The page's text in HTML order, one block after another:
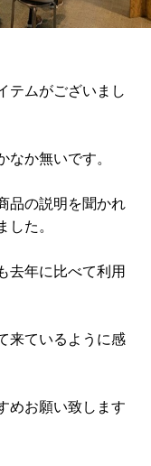
テムがございまし
なか無いです。
品の説明を聞かれ
した。
去年に比べて利用
来ているように感
めお願い致します